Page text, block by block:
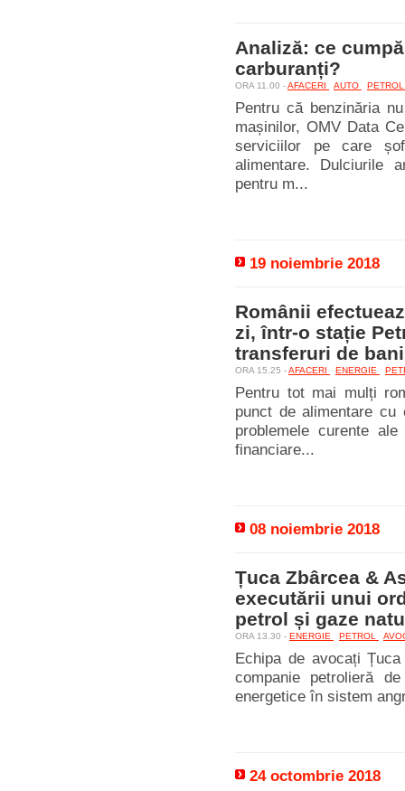
Analiză: ce
carburanți?
ORA 11.00 -AFACERI AUTO
Pentru că benzinăria
mașinilor, OMV Data
serviciilor pe care
alimentare. Dulciurile
pentru m...
19 noiembrie 2018
Românii
zi, într-o stație
transferuri de bani
ORA 15.25 -AFACERI ENERGIE
Pentru tot mai mulți
punct de alimentare
problemele curente
financiare...
08 noiembrie 2018
Țuca Zbârcea &
executării unui
petrol și gaze
ORA 13.30 - ENERGIE PETROL
Echipa de avocați
companie petrolieră
energetice în sistem
24 octombrie 2018